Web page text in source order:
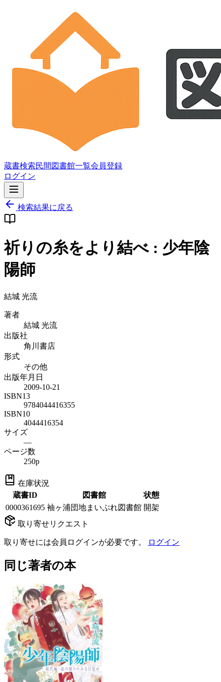
蔵書検索民間図書館一覧会員登録
ログイン
検索結果に戻る
祈りの糸をより結べ : 少年陰
陽師
結城 光流
著者
結城 光流
出版社
角川書店
形式
その他
出版年月日
2009-10-21
ISBN13
9784044416355
ISBN10
4044416354
サイズ
—
ページ数
250p
在庫状況
蔵書ID
図書館
状態
0000361695 袖ヶ浦団地まいぷれ図書館 開架
取り寄せリクエスト
取り寄せには会員ログインが必要です。 ログイン
同じ著者の本